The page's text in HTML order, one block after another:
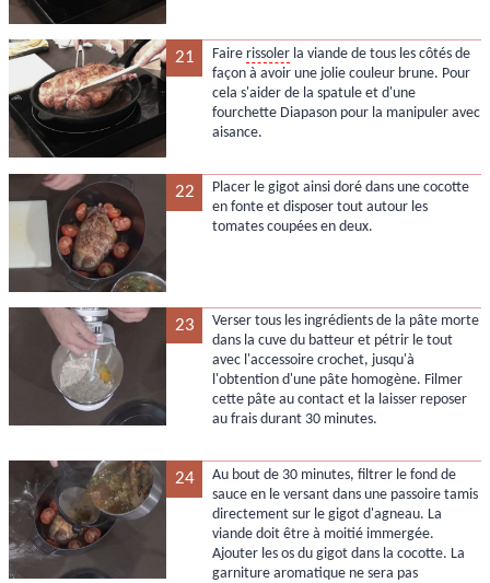
21 Faire rissolerla viande de tous les côtés de
façon à avoir une jolie couleur brune. Pour
cela s'aider de la spatule et d'une
fourchette Diapason pour la manipuler avec
aisance.
22
Placer le gigot ainsi doré dans une cocotte
en fonte et disposer tout autour les
tomates coupées en deux.
23
Verser tous les ingrédients de la pâte morte
dans la cuve du batteur et pétrir le tout
avec l'accessoire crochet, jusqu'à
l'obtention d'une pâte homogène. Filmer
cette pâte au contact et la laisser reposer
au frais durant 30 minutes.
24
Au bout de 30 minutes, filtrer le fond de
sauce en le versant dans une passoire tamis
directement sur le gigot d'agneau. La
viande doit être à moitié immergée.
Ajouter les os du gigot dans la cocotte. La
garniture aromatique ne sera pas